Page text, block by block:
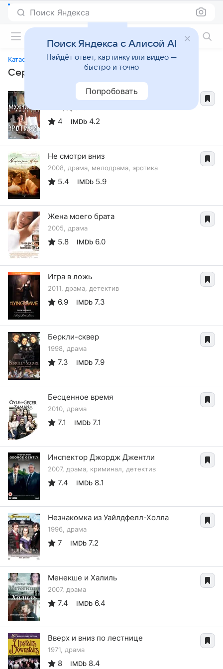
Поиск Яндекса
Катастрофа
Сериалы, похожие на «Катастрофа»
Мужчина в поисках эротики
4 IMDb 4.2
Не смотри вниз
2008, драма, мелодрама, эротика
5.4 IMDb 5.9
Жена моего брата
2005, драма
5.8 IMDb 6.0
Игра в ложь
2011, драма, детектив
6.9 IMDb 7.3
Беркли-сквер
1998, драма
7.3 IMDb 7.9
Бесценное время
2010, драма
7.1 IMDb 7.1
Инспектор Джордж Джентли
2007, драма, криминал, детектив
7.4 IMDb 8.1
Незнакомка из Уайлдфелл-Холла
1996, драма
7 IMDb 7.2
Менекше и Халиль
2007, драма
7.4 IMDb 6.4
Вверх и вниз по лестнице
1971, драма
8 IMDb 8.4
Поиск Яндекса с Алисой AI
Найдёт ответ, картинку или видео —
быстро и точно
Попробовать